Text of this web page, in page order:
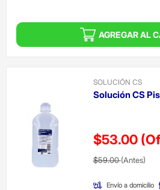
AGREGAR AL
SOLUCIÓN CS
Solución CS
$53.00
Precio reducido
$59.00(Antes)
Envío a domicilio